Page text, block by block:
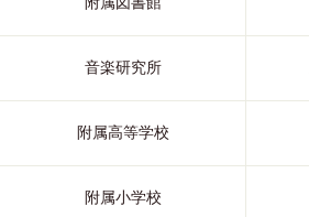
音楽研究所
附属高等学校
附属小学校